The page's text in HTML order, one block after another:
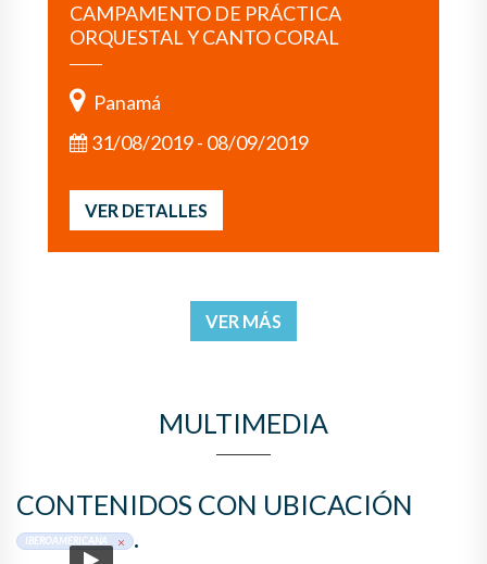
CAMPAMENTO DE PRÁCTICA
ORQUESTAL Y CANTO CORAL
Panamá
31/08/2019 - 08/09/2019
VER DETALLES
VER MÁS
MULTIMEDIA
CONTENIDOS CON UBICACIÓN
IBEROAMERICANA .